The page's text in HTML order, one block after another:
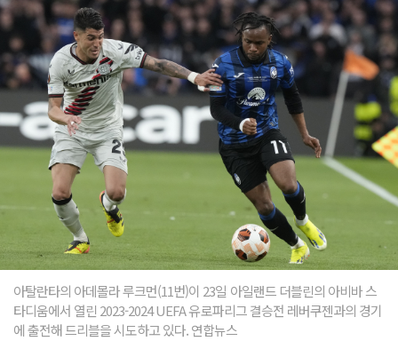
아탈란타의 아데몰라 루크먼(11번)이 23일 아일랜드 더블린의 아비바 스
타디움에서 열린 2023-2024 UEFA 유로파리그 결승전 레버쿠젠과의 경기
에 출전해 드리블을 시도하고 있다. 연합뉴스